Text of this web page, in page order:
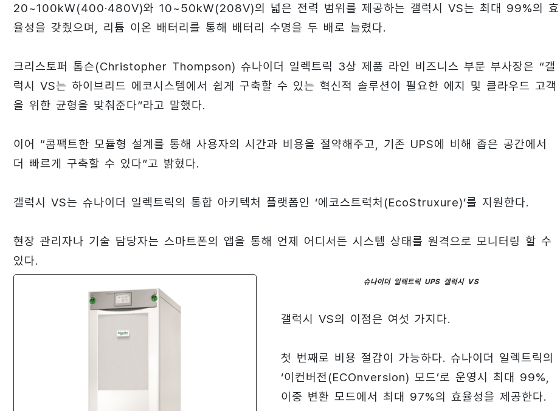
20~100kW(400·480V)와 10~50kW(208V)의 넓은 전력 범위를 제공하는 갤럭시 VS는 최대 99%의 효
율성을 갖췄으며, 리튬 이온 배터리를 통해 배터리 수명을 두 배로 늘렸다.
크리스토퍼 톰슨(Christopher Thompson) 슈나이더 일렉트릭 3상 제품 라인 비즈니스 부문 부사장은 “갤
럭시 VS는 하이브리드 에코시스템에서 쉽게 구축할 수 있는 혁신적 솔루션이 필요한 에지 및 클라우드 고객
을 위한 균형을 맞춰준다”라고 말했다.
이어 “콤팩트한 모듈형 설계를 통해 사용자의 시간과 비용을 절약해주고, 기존 UPS에 비해 좁은 공간에서
더 빠르게 구축할 수 있다”고 밝혔다.
갤럭시 VS는 슈나이더 일렉트릭의 통합 아키텍처 플랫폼인 ‘에코스트럭처(EcoStruxure)’를 지원한다.
현장 관리자나 기술 담당자는 스마트폰의 앱을 통해 언제 어디서든 시스템 상태를 원격으로 모니터링 할 수
있다.
슈나이더 일렉트릭 UPS 갤럭시 VS
갤럭시 VS의 이점은 여섯 가지다.
첫 번째로 비용 절감이 가능하다. 슈나이더 일렉트릭의
‘이컨버전(ECOnversion) 모드’로 운영시 최대 99%,
이중 변환 모드에서 최대 97%의 효율성을 제공한다.